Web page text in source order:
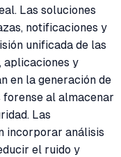
Las soluciones
notificaciones y
unificada de las
aplicaciones y
en la generación de
al almacenar
Las
incorporar análisis
el ruido y